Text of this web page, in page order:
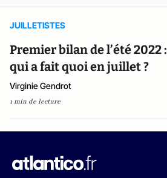
JUILLETISTES
Premier bilan de l’été 2022 :
qui a fait quoi en juillet ?
Virginie Gendrot
1 min de lecture